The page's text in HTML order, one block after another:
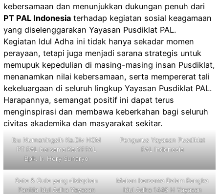
kebersamaan dan menunjukkan dukungan penuh dari
PT PAL Indonesia terhadap kegiatan sosial keagamaan
yang diselenggarakan Yayasan Pusdiklat PAL.
Kegiatan Idul Adha ini tidak hanya sekadar momen
perayaan, tetapi juga menjadi sarana strategis untuk
memupuk kepedulian di masing-masing insan Pusdiklat,
menanamkan nilai kebersamaan, serta mempererat tali
kekeluargaan di seluruh lingkup Yayasan Pusdiklat PAL.
Harapannya, semangat positif ini dapat terus
menginspirasi dan membawa keberkahan bagi seluruh
civitas akademika dan masyarakat sekitar.
Ibu Nurnaningsih Ka.Div HCM
PT PAL bersama Ka.YPPAL
Bpk. Ir. Hery Sunaryo
Pengurus Yayasan Pusdiklat
PAL Indonesia
Sate & Gule yang disiapkan
Panitia Idul Adha Yayasan
Makan bersama Dalam Rangka
Idul Adha 1446 H Yayasan